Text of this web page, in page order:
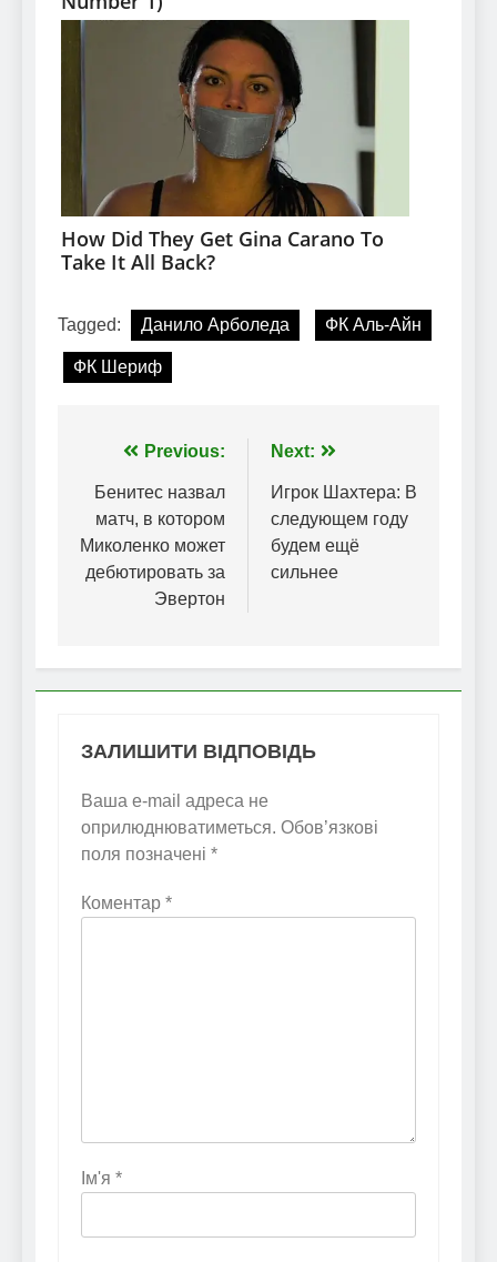
Tagged: Данило Арболеда ФК Аль-Айн
ФК Шериф
Навігація
записів
Previous:
Бенитес назвал
матч, в котором
Миколенко может
дебютировать за
Эвертон
Next:
Игрок Шахтера: В
следующем году
будем ещё
сильнее
ЗАЛИШИТИ ВІДПОВІДЬ
Ваша e-mail адреса не
оприлюднюватиметься. Обов’язкові
поля позначені *
Коментар *
Ім'я *